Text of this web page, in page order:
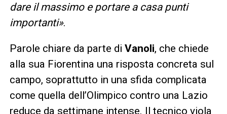
dare il massimo e portare a casa punti
importanti».
Parole chiare da parte di Vanoli, che chiede
alla sua Fiorentina una risposta concreta sul
campo, soprattutto in una sfida complicata
come quella dell’Olimpico contro una Lazio
reduce da settimane intense. Il tecnico viola